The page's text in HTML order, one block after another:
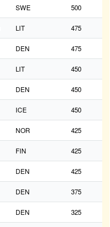
SWE 500
LIT 475
DEN 475
LIT 450
DEN 450
ICE 450
NOR 425
FIN 425
DEN 425
DEN 375
DEN 325